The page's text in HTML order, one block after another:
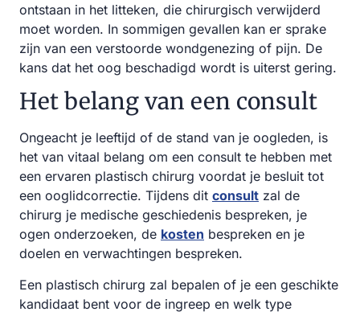
ontstaan in het litteken, die chirurgisch verwijderd
moet worden. In sommigen gevallen kan er sprake
zijn van een verstoorde wondgenezing of pijn. De
kans dat het oog beschadigd wordt is uiterst gering.
Het belang van een consult
Ongeacht je leeftijd of de stand van je oogleden, is
het van vitaal belang om een consult te hebben met
een ervaren plastisch chirurg voordat je besluit tot
een ooglidcorrectie. Tijdens dit consult zal de
chirurg je medische geschiedenis bespreken, je
ogen onderzoeken, de kosten bespreken en je
doelen en verwachtingen bespreken.
Een plastisch chirurg zal bepalen of je een geschikte
kandidaat bent voor de ingreep en welk type